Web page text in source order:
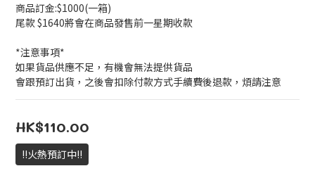
商品訂金:$1000(一箱)
尾款 $1640將會在商品發售前一星期收款
*注意事項*
如果貨品供應不足，有機會無法提供貨品
會跟預訂出貨，之後會扣除付款方式手續費後退款，煩請注意
HK$110.00
!!火熱預訂中!!